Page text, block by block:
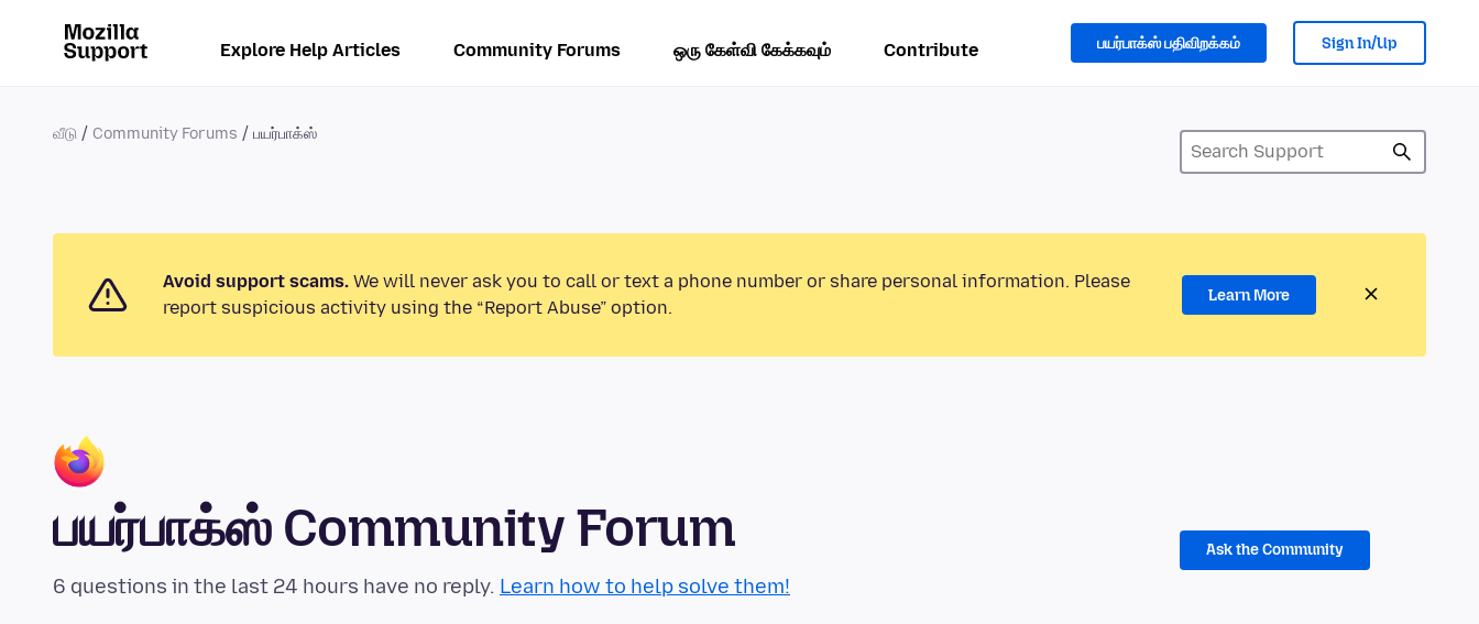
Explore Help Articles Community Forums ஒரு கேள்வி கேக்கவும் Contribute பயர்பாக்ஸ் பதிவிறக்கம் Sign In/Up
வீடு Community Forums பயர்பாக்ஸ்
Avoid support scams. We will never ask you to call or text a phone number or share personal information. Please
report suspicious activity using the “Report Abuse” option.
Learn More
பயர்பாக்ஸ் Community Forum
6 questions in the last 24 hours have no reply. Learn how to help solve them!
Ask the Community